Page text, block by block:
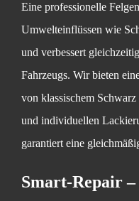
Eine professionelle
Umwelteinflüssen wie
und verbessert
Fahrzeugs. Wir bieten
von klassischem
und individuellen
garantiert eine
Smart-Repair